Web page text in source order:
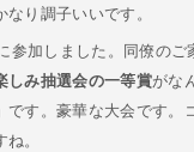
なり調子いいです。
参加しました。同僚のご
しみ抽選会の一等賞がな
です。豪華な大会です。
。